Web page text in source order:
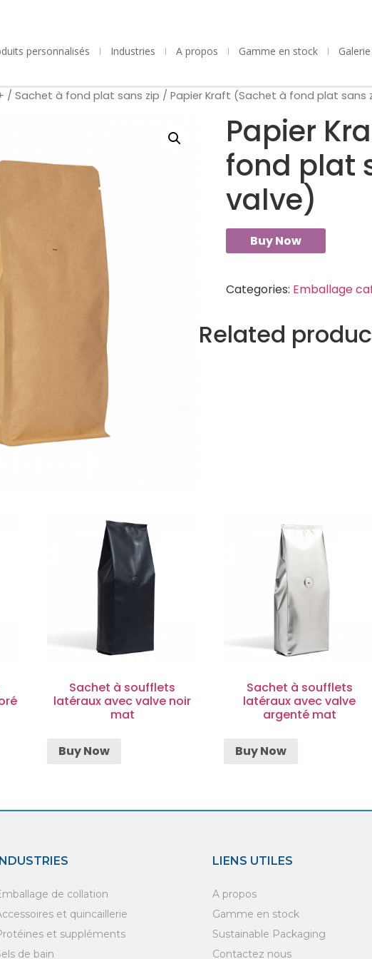
personnalisés Industries A propos Gamme en stock
/ Sachet à fond plat sans zip / Papier Kraft (Sachet à fond plat sans
Papier
fond plat
valve)
Buy Now
Categories: Emballage
Related
Sachet à soufflets
latéraux avec valve noir
mat
Buy Now
Sachet à soufflets
latéraux avec valve
argenté mat
Buy Now
de collation
et quincaillerie
et suppléments
de bain
LIENS UTILES
A propos
Gamme en stock
Sustainable Packaging
Contactez nous